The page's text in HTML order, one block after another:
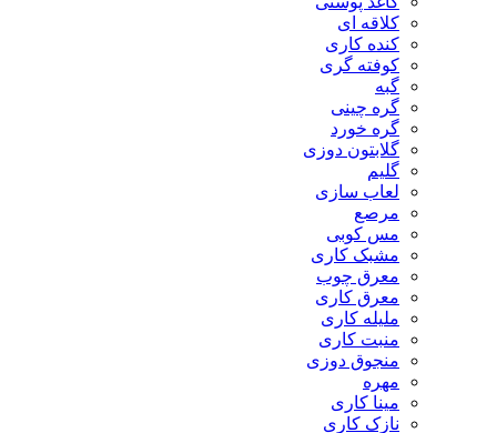
کلاقه ای
کنده کاری
کوفته گری
گبه
گره چینی
گره خورد
گلابتون دوزی
گلیم
لعاب سازی
مرصع
مس کوبی
مشبک کاری
معرق چوب
معرق کاری
مليله کاری
منبت کاری
منجوق دوزی
مهره
مینا کاری
نازک کاری